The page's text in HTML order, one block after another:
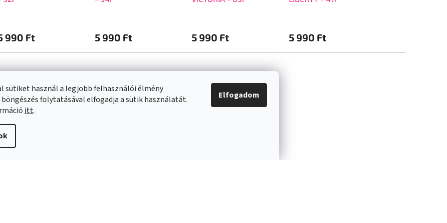
sütiket használ a legjobb felhasználói élmény
böngészés folytatásával elfogadja a sütik használatát.
itt.
Elfogadom
990 Ft 5 990 Ft 5 990 Ft 5 990 Ft
vásárlásról